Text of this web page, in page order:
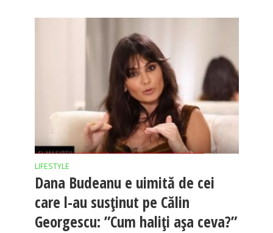
LIFESTYLE
Dana Budeanu e uimită de cei
care l-au susținut pe Călin
Georgescu: ”Cum haliți așa ceva?”